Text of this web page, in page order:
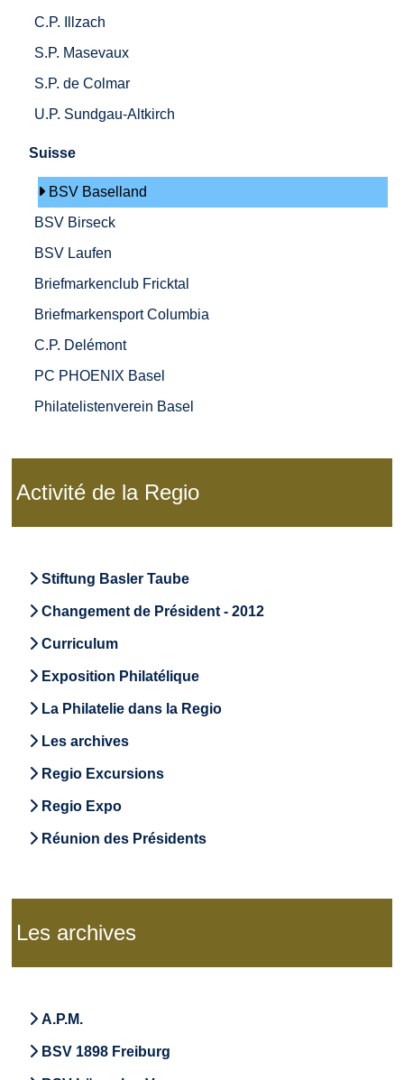
C.P. Illzach
S.P. Masevaux
S.P. de Colmar
U.P. Sundgau-Altkirch
Suisse
BSV Baselland
BSV Birseck
BSV Laufen
Briefmarkenclub Fricktal
Briefmarkensport Columbia
C.P. Delémont
PC PHOENIX Basel
Philatelistenverein Basel
Activité de la Regio
Stiftung Basler Taube
Changement de Président - 2012
Curriculum
Exposition Philatélique
La Philatelie dans la Regio
Les archives
Regio Excursions
Regio Expo
Réunion des Présidents
Les archives
A.P.M.
BSV 1898 Freiburg